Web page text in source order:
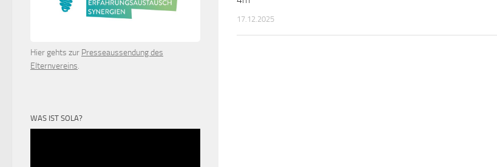
17.12.2025
Hier gehts zur Presseaussendung des
Elternvereins.
WAS IST SOLA?